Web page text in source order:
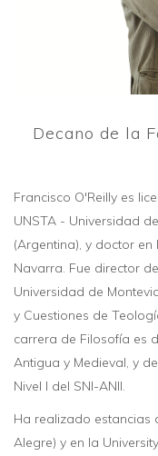
Decano de la
Francisco O'Reilly es
UNSTA - Universidad
(Argentina), y doctor
Navarra. Fue director
Universidad de
y Cuestiones de
carrera de Filosofía es
Antigua y Medieval, y
Nivel I del SNI-ANII.
Ha realizado estancias
Alegre) y en la